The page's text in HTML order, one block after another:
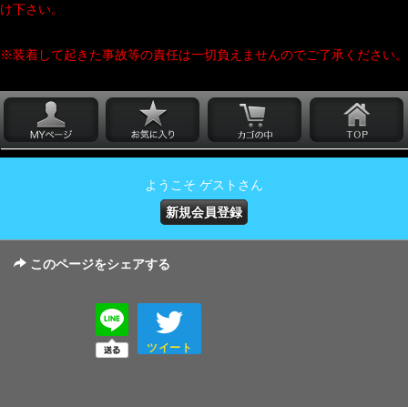
け下さい。
※装着して起きた事故等の責任は一切負えませんのでご了承ください。
ようこそ ゲストさん
新規会員登録
このページをシェアする
ツイート